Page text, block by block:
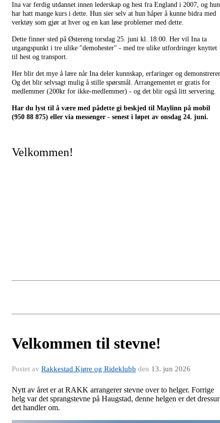
Ina var ferdig utdannet innen lederskap og hest fra England i 2007, og hun
har hatt mange kurs i dette. Hun sier selv at hun håper å kunne bidra med
verktøy som gjør at hver og en kan løse problemer med dette.
Dette finner sted på Østereng torsdag 25. juni kl. 18:00. Her vil Ina ta
utgangspunkt i tre ulike "demohester" - med tre ulike utfordringer knyttet
til hest og transport.
Her blir det mye å lære når Ina deler kunnskap, erfaringer og
Og det blir selvsagt mulig å stille spørsmål. Arrangementet er gratis for
medlemmer (200kr for ikke-medlemmer) - og det blir også litt servering.
Har du lyst til å være med pådette gi beskjed til Maylinn på mobil
(950 88 875) eller via messenger - senest i løpet av onsdag 24. juni.
Velkommen!
Velkommen til stevne!
Postet av Rakkestad Kjøre og Rideklubb den 13. jun 2026
Nytt av året er at RAKK arrangerer stevne over to helger. Forrige
helg var det sprangstevne på Haugstad, denne helgen er det dressur
det handler om.